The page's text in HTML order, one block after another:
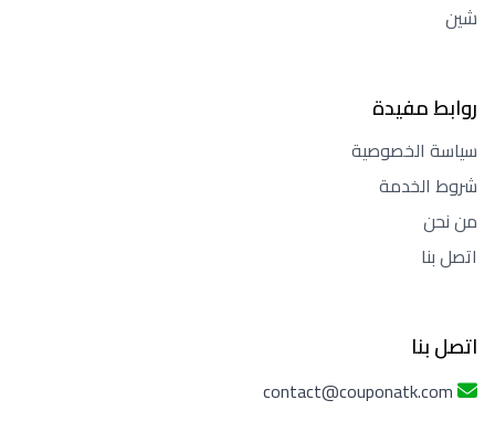
شين
روابط مفيدة
سياسة الخصوصية
شروط الخدمة
من نحن
اتصل بنا
اتصل بنا
contact@couponatk.com